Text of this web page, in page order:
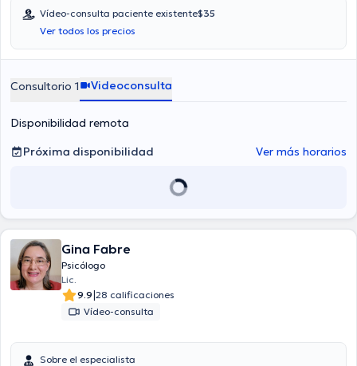
podrá obtener una cita vía video-consulta. El especialista acepta
pacientes con las siguientes aseguradoras: Consulta privada, Vía
reembolso con cualquier aseguradora. El precio de la consulta con
el licenciado Abel Delgado Balladares es de $35. En su consultorio
Vídeo-consulta paciente existente$35
Ver todos los precios
Consultorio 1 Videoconsulta
Disponibilidad remota
Próxima disponibilidad
Ver más horarios
Gina Fabre
Psicólogo
Lic.
9.9|28 calificaciones
Vídeo-consulta
Sobre el especialista